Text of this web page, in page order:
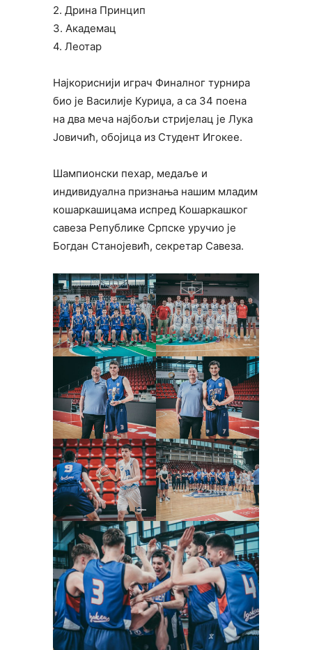
2. Дрина Принцип
3. Академац
4. Леотар
Најкориснији играч Финалног турнира
био је Василије Куриџа, а са 34 поена
на два меча најбољи стријелац је Лука
Јовичић, обојица из Студент Игокее.
Шампионски пехар, медаље и
индивидуална признања нашим младим
кошаркашицама испред Кошаркашког
савеза Републике Српске уручио је
Богдан Станојевић, секретар Савеза.